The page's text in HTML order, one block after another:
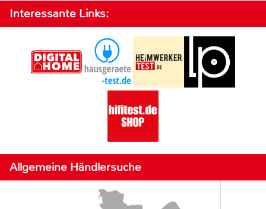
Interessante Links:
Allgemeine Händlersuche